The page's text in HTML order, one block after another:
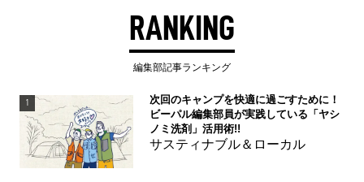
RANKING
編集部記事ランキング
1
次回のキャンプを快適に過ごすために！
ビーパル編集部員が実践している「ヤシ
ノミ洗剤」活用術!!
サスティナブル＆ローカル